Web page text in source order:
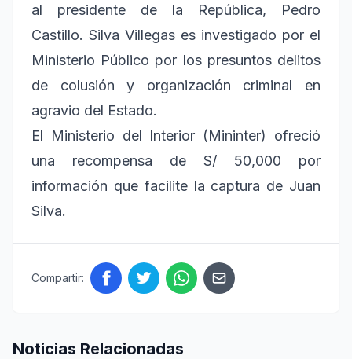
al presidente de la República, Pedro
Castillo. Silva Villegas es investigado por el
Ministerio Público por los presuntos delitos
de colusión y organización criminal en
agravio del Estado.
El Ministerio del Interior (Mininter) ofreció
una recompensa de S/ 50,000 por
información que facilite la captura de Juan
Silva.
Compartir:
Noticias Relacionadas